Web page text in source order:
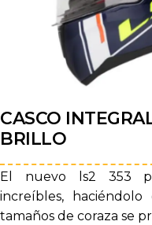
CASCO
BRILLO
El nuevo ls2 353
increíbles,
tamaños de coraza se